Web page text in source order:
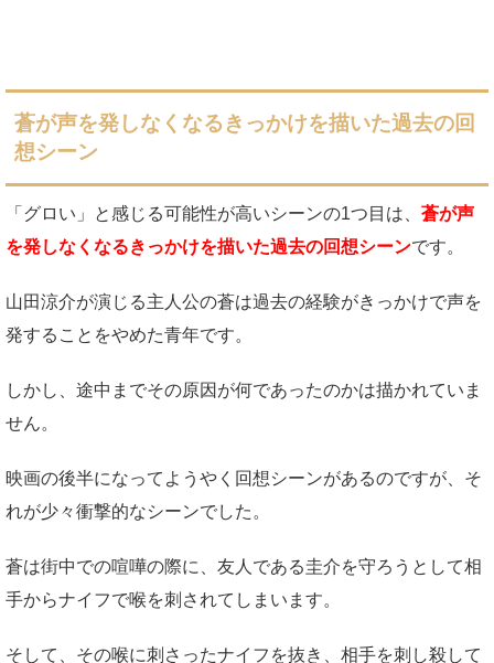
蒼が声を発しなくなるきっかけを描いた過去の回
想シーン
「グロい」と感じる可能性が高いシーンの1つ目は、 蒼が声
を発しなくなるきっかけを描いた過去の回想シーンです。
山田涼介が演じる主人公の蒼は過去の経験がきっかけで声を
発することをやめた青年です。
しかし、途中までその原因が何であったのかは描かれていま
せん。
映画の後半になってようやく回想シーンがあるのですが、そ
れが少々衝撃的なシーンでした。
蒼は街中での喧嘩の際に、友人である圭介を守ろうとして相
手からナイフで喉を刺されてしまいます。
そして、その喉に刺さったナイフを抜き、相手を刺し殺して